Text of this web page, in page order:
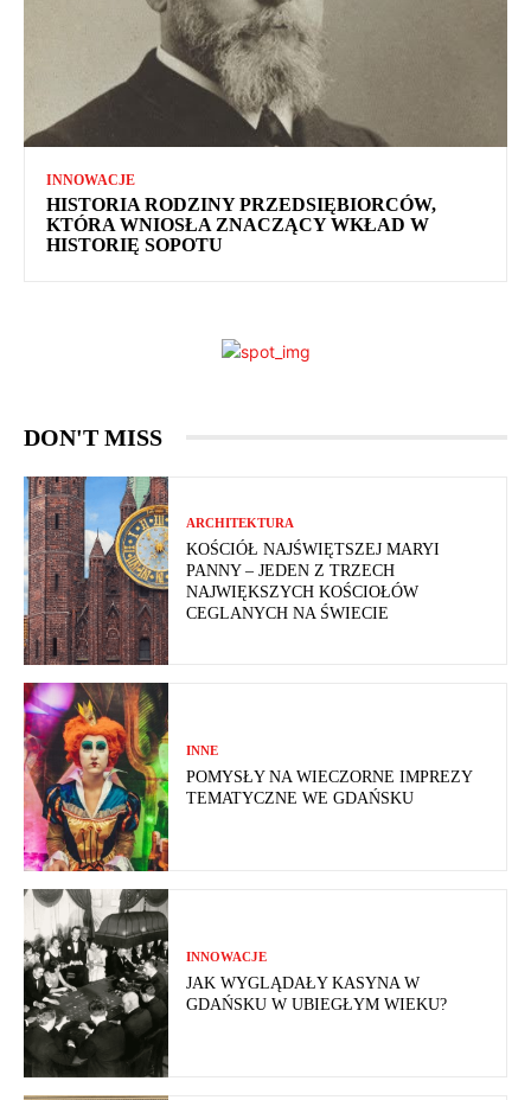
INNOWACJE
HISTORIA RODZINY PRZEDSIĘBIORCÓW,
KTÓRA WNIOSŁA ZNACZĄCY WKŁAD W
HISTORIĘ SOPOTU
DON'T MISS
ARCHITEKTURA
KOŚCIÓŁ NAJŚWIĘTSZEJ MARYI
PANNY – JEDEN Z TRZECH
NAJWIĘKSZYCH KOŚCIOŁÓW
CEGLANYCH NA ŚWIECIE
INNE
POMYSŁY NA WIECZORNE IMPREZY
TEMATYCZNE WE GDAŃSKU
INNOWACJE
JAK WYGLĄDAŁY KASYNA W
GDAŃSKU W UBIEGŁYM WIEKU?